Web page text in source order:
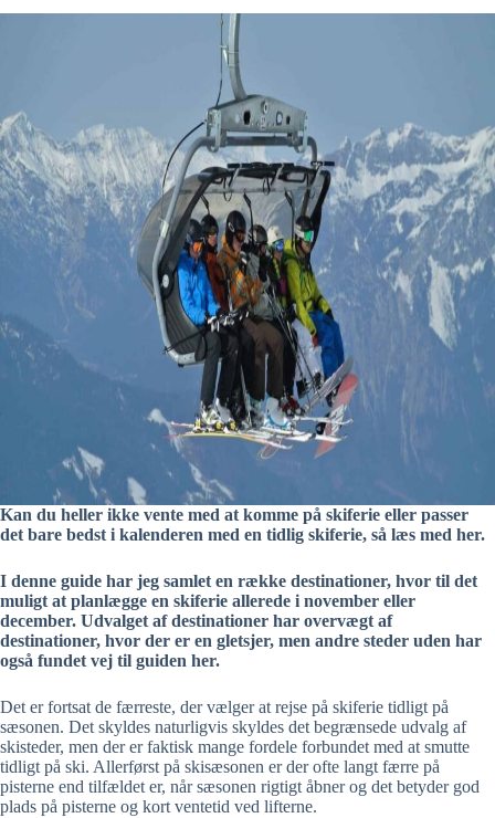
Kan du heller ikke vente med at komme på skiferie eller passer
det bare bedst i kalenderen med en tidlig skiferie, så læs med her.
I denne guide har jeg samlet en række destinationer, hvor til det
muligt at planlægge en skiferie allerede i november eller
december. Udvalget af destinationer har overvægt af
destinationer, hvor der er en gletsjer, men andre steder uden har
også fundet vej til guiden her.
Det er fortsat de færreste, der vælger at rejse på skiferie tidligt på
sæsonen. Det skyldes naturligvis skyldes det begrænsede udvalg af
skisteder, men der er faktisk mange fordele forbundet med at smutte
tidligt på ski. Allerførst på skisæsonen er der ofte langt færre på
pisterne end tilfældet er, når sæsonen rigtigt åbner og det betyder god
plads på pisterne og kort ventetid ved lifterne.